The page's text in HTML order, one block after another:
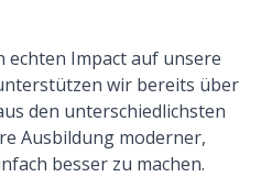
echten Impact auf unsere
wir bereits über
den unterschiedlichsten
Ausbildung moderner,
besser zu machen.